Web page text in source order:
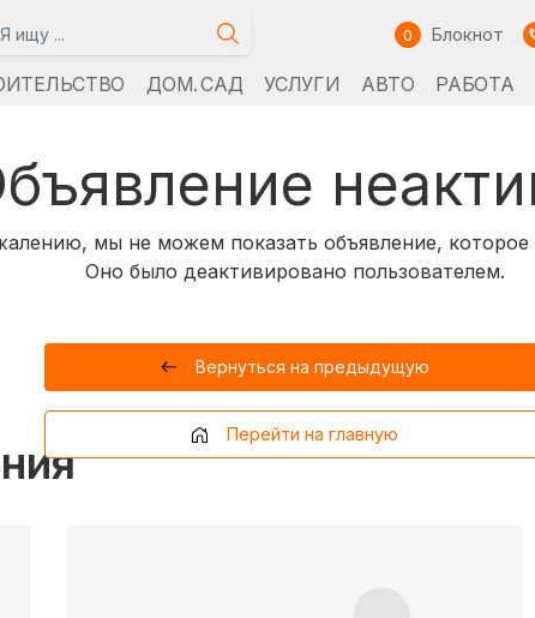
0 Блокнот
ДОМ. САД УСЛУГИ АВТО РАБОТА
мы не можем показать объявление, которое
Оно было деактивировано пользователем.
Вернуться на предыдущую
Перейти на главную